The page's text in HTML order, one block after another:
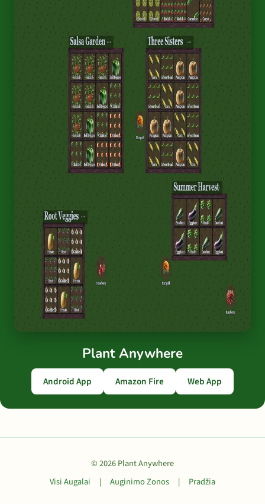
Plant Anywhere
Android App Amazon Fire Web App
© 2026 Plant Anywhere
Visi Augalai
| Auginimo Zonos | Pradžia